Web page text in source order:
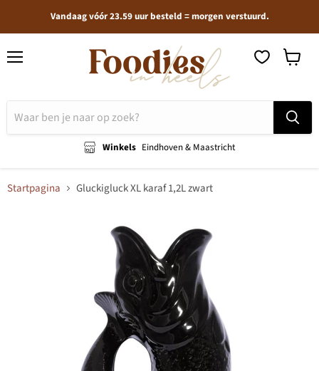
Vandaag vóór 23.59 uur besteld = morgen verstuurd.
Winkels Eindhoven & Maastricht
Startpagina Gluckigluck XL karaf 1,2L zwart